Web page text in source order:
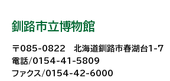
釧路市立博物館
〒085-0822 北海道釧路市春湖台1-7
電話/0154-41-5809
ファクス/0154-42-6000